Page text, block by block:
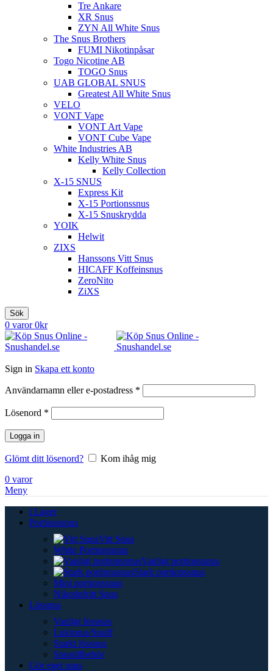
Tre Ankare
XR Snus
ZYN All White Snus
The Snus Brothers
FUMI Nikotinpåsar
Togo Nicotine AB
TOGO Snus
UAB GLOBAL SNUS
Greatest All White Snus
VELO
VONT Vape
VONT Art Vape
VONT Cube Vape
White Industries AB
Kelly White Snus
Kelly Collection
X-15 SNUS
Express Kit
X-15 Portionssnus
X-15 Snuskrydda
YOIK
Helwit
ZIXS
Hanssons Vitt Snus
HICAFF Koffeinsnus
ZeroNito
ZiXS
Sök
0 varor 0kr
Sign in Skapa ett konto
Användarnamn eller e-postadress *
Lösenord *
Logga in
Glömt ditt lösenord?
Kom ihåg mig
0 varor
Meny
i Lager
Portionssnus
Vitt Snus
White Portionssnus
Vanligt portionssnus
Stark portionssnus
Mini portionssnus
Nikotinfritt Snus
Lössnus
Vanligt lössnus
Luktsnus/Snuff
Starkt lössnus
Snustillbehör
Gör eget snus